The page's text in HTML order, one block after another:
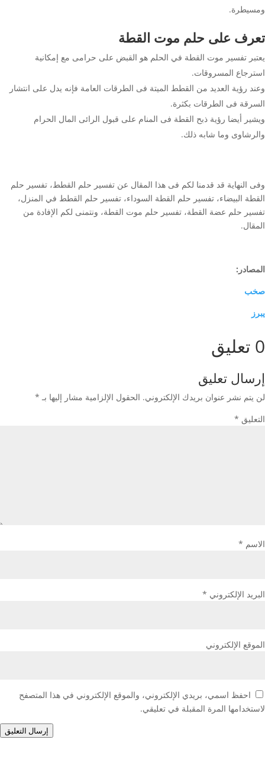
ومسيطرة.
تعرف على حلم موت القطة
يعتبر تفسير موت القطة في الحلم هو القبض على حرامى مع إمكانية
استرجاع المسروقات.
وعند رؤية العديد من القطط الميتة فى الطرقات العامة فإنه يدل على انتشار
السرقة فى الطرقات بكثرة.
ويشير أيضا رؤية ذبح القطة فى المنام على قبول الرائى المال الحرام
والرشاوى وما شابه ذلك.
وفى النهاية قد قدمنا لكم فى هذا المقال عن تفسير حلم القطط، تفسير حلم
القطة البيضاء، تفسير حلم القطة السوداء، تفسير حلم القطط في المنزل،
تفسير حلم عضة القطة، تفسير حلم موت القطة، ونتمنى لكم الإفادة من
المقال.
المصادر :
صخب
يبرز
0 تعليق
إرسال تعليق
لن يتم نشر عنوان بريدك الإلكتروني. الحقول الإلزامية مشار إليها بـ *
التعليق *
الاسم *
البريد الإلكتروني *
الموقع الإلكتروني
احفظ اسمي، بريدي الإلكتروني، والموقع الإلكتروني في هذا المتصفح
لاستخدامها المرة المقبلة في تعليقي.
إرسال التعليق